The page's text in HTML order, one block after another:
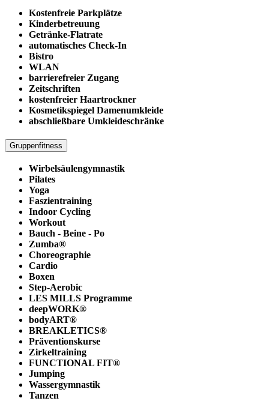
Kostenfreie Parkplätze
Kinderbetreuung
Getränke-Flatrate
automatisches Check-In
Bistro
WLAN
barrierefreier Zugang
Zeitschriften
kostenfreier Haartrockner
Kosmetikspiegel Damenumkleide
abschließbare Umkleideschränke
Gruppenfitness
Wirbelsäulengymnastik
Pilates
Yoga
Faszientraining
Indoor Cycling
Workout
Bauch - Beine - Po
Zumba®
Choreographie
Cardio
Boxen
Step-Aerobic
LES MILLS Programme
deepWORK®
bodyART®
BREAKLETICS®
Präventionskurse
Zirkeltraining
FUNCTIONAL FIT®
Jumping
Wassergymnastik
Tanzen